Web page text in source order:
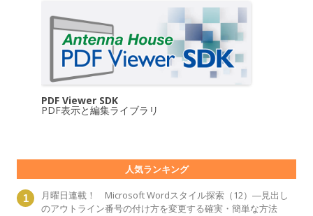
PDF Viewer SDK
PDF表示と編集ライブラリ
人気ランキング
月曜日連載！ Microsoft Wordスタイル探索（12）―見出し
のアウトライン番号の付け方を変更する確実・簡単な方法